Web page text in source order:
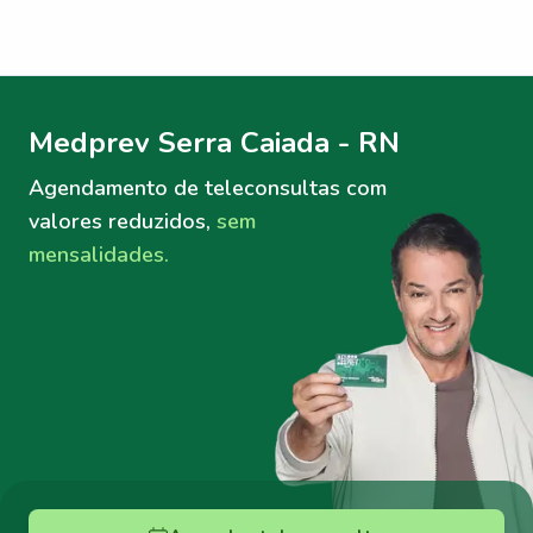
Medprev Serra Caiada - RN
Agendamento de teleconsultas com
valores reduzidos, sem
mensalidades.